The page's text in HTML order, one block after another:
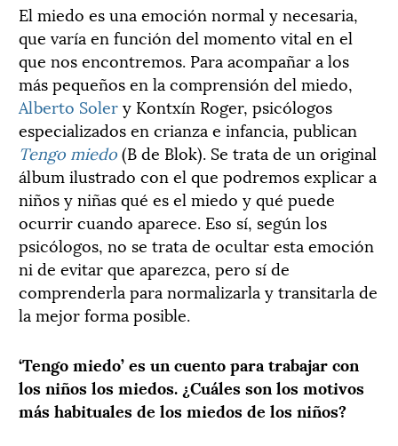
El miedo es una emoción normal y necesaria,
que varía en función del momento vital en el
que nos encontremos. Para acompañar a los
más pequeños en la comprensión del miedo,
Alberto Solery Kontxín Roger, psicólogos
especializados en crianza e infancia, publican
Tengo miedo(B de Blok). Se trata de un original
álbum ilustrado con el que podremos explicar a
niños y niñas qué es el miedo y qué puede
ocurrir cuando aparece. Eso sí, según los
psicólogos, no se trata de ocultar esta emoción
ni de evitar que aparezca, pero sí de
comprenderla para normalizarla y transitarla de
la mejor forma posible.
‘Tengo miedo’ es un cuento para trabajar con
los niños los miedos. ¿Cuáles son los motivos
más habituales de los miedos de los niños?